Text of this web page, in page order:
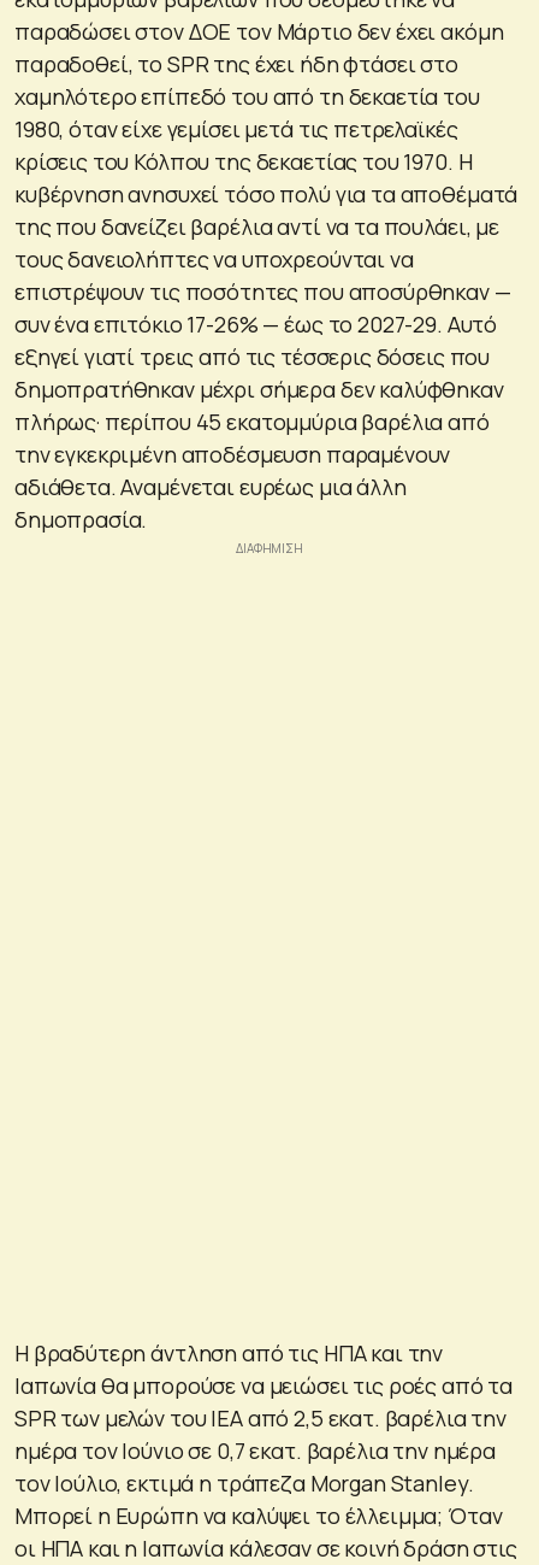
παραδώσει στον ΔΟΕ τον Μάρτιο δεν έχει ακόμη
παραδοθεί, το SPR της έχει ήδη φτάσει στο
χαμηλότερο επίπεδό του από τη δεκαετία του
1980, όταν είχε γεμίσει μετά τις πετρελαϊκές
κρίσεις του Κόλπου της δεκαετίας του 1970. Η
κυβέρνηση ανησυχεί τόσο πολύ για τα αποθέματά
της που δανείζει βαρέλια αντί να τα πουλάει, με
τους δανειολήπτες να υποχρεούνται να
επιστρέψουν τις ποσότητες που αποσύρθηκαν —
συν ένα επιτόκιο 17-26% — έως το 2027-29. Αυτό
εξηγεί γιατί τρεις από τις τέσσερις δόσεις που
δημοπρατήθηκαν μέχρι σήμερα δεν καλύφθηκαν
πλήρως· περίπου 45 εκατομμύρια βαρέλια από
την εγκεκριμένη αποδέσμευση παραμένουν
αδιάθετα. Αναμένεται ευρέως μια άλλη
δημοπρασία.
Η βραδύτερη άντληση από τις ΗΠΑ και την
Ιαπωνία θα μπορούσε να μειώσει τις ροές από τα
SPR των μελών του IEA από 2,5 εκατ. βαρέλια την
ημέρα τον Ιούνιο σε 0,7 εκατ. βαρέλια την ημέρα
τον Ιούλιο, εκτιμά η τράπεζα Morgan Stanley.
Μπορεί η Ευρώπη να καλύψει το έλλειμμα; Όταν
οι ΗΠΑ και η Ιαπωνία κάλεσαν σε κοινή δράση στις